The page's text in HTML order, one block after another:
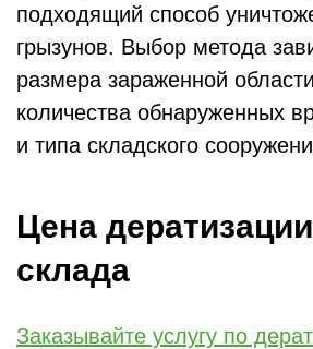
подходящий способ
грызунов. Выбор метода
размера зараженной
количества обнаруженных
и типа складского
Цена дератизации
склада
Заказывайте услугу по